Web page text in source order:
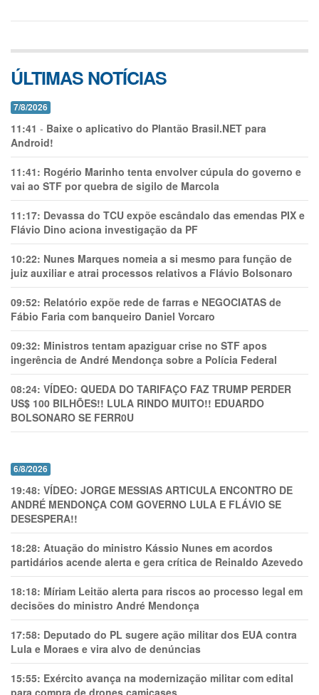
ÚLTIMAS NOTÍCIAS
7/8/2026
11:41 - Baixe o aplicativo do Plantão Brasil.NET para
Android!
11:41: Rogério Marinho tenta envolver cúpula do governo e
vai ao STF por quebra de sigilo de Marcola
11:17: Devassa do TCU expõe escândalo das emendas PIX e
Flávio Dino aciona investigação da PF
10:22: Nunes Marques nomeia a si mesmo para função de
juiz auxiliar e atrai processos relativos a Flávio Bolsonaro
09:52: Relatório expõe rede de farras e NEGOCIATAS de
Fábio Faria com banqueiro Daniel Vorcaro
09:32: Ministros tentam apaziguar crise no STF apos
ingerência de André Mendonça sobre a Polícia Federal
08:24: VÍDEO: QUEDA DO TARIFAÇO FAZ TRUMP PERDER
US$ 100 BILHÕES!! LULA RINDO MUITO!! EDUARDO
BOLSONARO SE FERR0U
6/8/2026
19:48: VÍDEO: JORGE MESSIAS ARTICULA ENCONTRO DE
ANDRÉ MENDONÇA COM GOVERNO LULA E FLÁVIO SE
DESESPERA!!
18:28: Atuação do ministro Kássio Nunes em acordos
partidários acende alerta e gera crítica de Reinaldo Azevedo
18:18: Míriam Leitão alerta para riscos ao processo legal em
decisões do ministro André Mendonça
17:58: Deputado do PL sugere ação militar dos EUA contra
Lula e Moraes e vira alvo de denúncias
15:55: Exército avança na modernização militar com edital
para compra de drones camicases